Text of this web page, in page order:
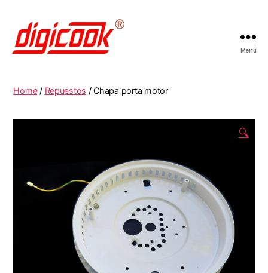
Menú
Home/ Repuestos / Chapa porta motor
🔍